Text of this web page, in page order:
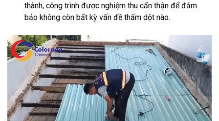
thành, công trình được nghiệm thu cẩn thận để đảm
bảo không còn bất kỳ vấn đề thấm dột nào.